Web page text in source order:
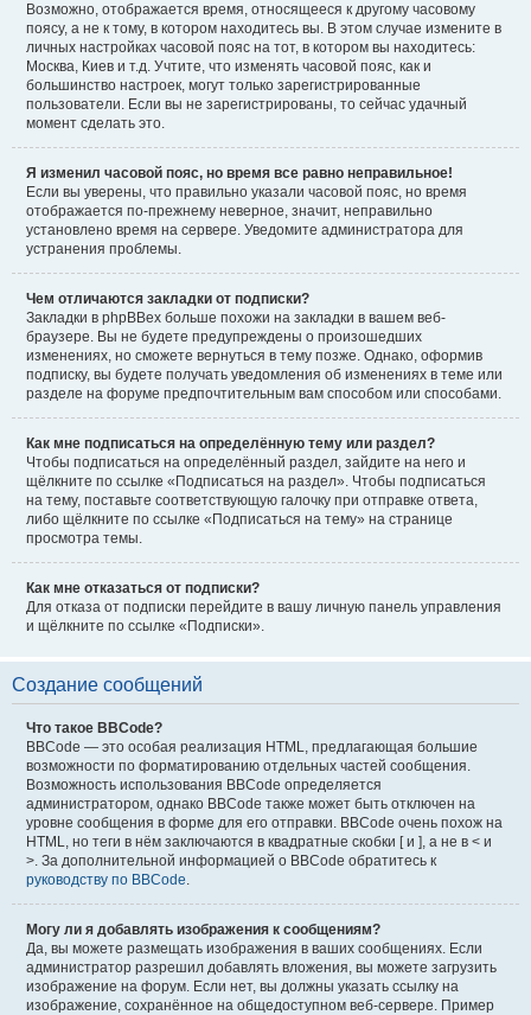
Возможно, отображается время, относящееся к другому часовому
поясу, а не к тому, в котором находитесь вы. В этом случае измените в
личных настройках часовой пояс на тот, в котором вы находитесь:
Москва, Киев и т.д. Учтите, что изменять часовой пояс, как и
большинство настроек, могут только зарегистрированные
пользователи. Если вы не зарегистрированы, то сейчас удачный
момент сделать это.
Я изменил часовой пояс, но время все равно неправильное!
Если вы уверены, что правильно указали часовой пояс, но время
отображается по-прежнему неверное, значит, неправильно
установлено время на сервере. Уведомите администратора для
устранения проблемы.
Чем отличаются закладки от подписки?
Закладки в phpBBex больше похожи на закладки в вашем веб-
браузере. Вы не будете предупреждены о произошедших
изменениях, но сможете вернуться в тему позже. Однако, оформив
подписку, вы будете получать уведомления об изменениях в теме или
разделе на форуме предпочтительным вам способом или способами.
Как мне подписаться на определённую тему или раздел?
Чтобы подписаться на определённый раздел, зайдите на него и
щёлкните по ссылке «Подписаться на раздел». Чтобы подписаться
на тему, поставьте соответствующую галочку при отправке ответа,
либо щёлкните по ссылке «Подписаться на тему» на странице
просмотра темы.
Как мне отказаться от подписки?
Для отказа от подписки перейдите в вашу личную панель управления
и щёлкните по ссылке «Подписки».
Создание сообщений
Что такое BBCode?
BBCode — это особая реализация HTML, предлагающая большие
возможности по форматированию отдельных частей сообщения.
Возможность использования BBCode определяется
администратором, однако BBCode также может быть отключен на
уровне сообщения в форме для его отправки. BBCode очень похож на
HTML, но теги в нём заключаются в квадратные скобки [ и ], а не в < и
>. За дополнительной информацией о BBCode обратитесь к
руководству по BBCode.
Могу ли я добавлять изображения к сообщениям?
Да, вы можете размещать изображения в ваших сообщениях. Если
администратор разрешил добавлять вложения, вы можете загрузить
изображение на форум. Если нет, вы должны указать ссылку на
изображение, сохранённое на общедоступном веб-сервере. Пример